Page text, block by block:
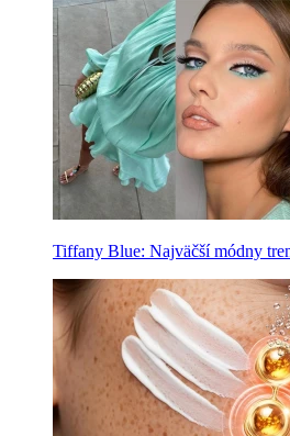
Tiffany Blue: Najväčší módny